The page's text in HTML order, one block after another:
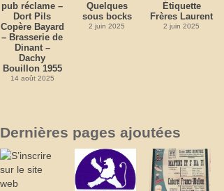
pub réclame –
Dort Pils
Copère Bayard
– Brasserie de
Dinant –
Dachy
Bouillon 1955
14 août 2025
Quelques
sous bocks
2 juin 2025
Étiquette
Frères Laurent
2 juin 2025
Dernières pages ajoutées